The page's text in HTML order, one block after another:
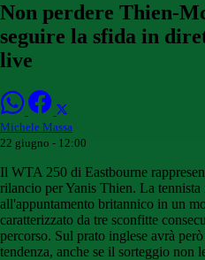
Non perdere Thien-
seguire la sfida in
live
Michele Massa
22 giugno - 12:00
Il WTA 250 di Eastbourne
rilancio per Yanis Thien. La
all'appuntamento britannico in un
caratterizzato da tre sconfitte
percorso. Sul prato inglese avrà
tendenza, anche se il sorteggio non